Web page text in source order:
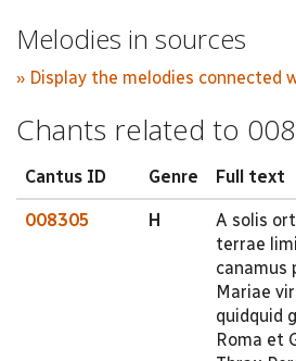
Melodies in sources
» Display the melodies connected
Chants related to
Cantus ID Genre Full text
008305 H
A solis
terrae
canamus
Mariae
quidquid
Roma et